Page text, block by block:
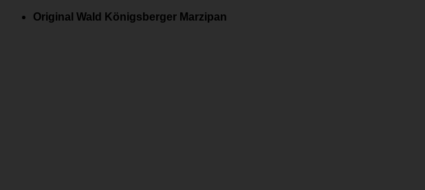
Zum
Original Wald Königsberger Marzipan